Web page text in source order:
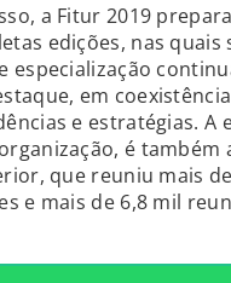
a Fitur 2019
edições, nas
especialização
em
e estratégias. A
é também
que reuniu mais
e mais de 6,8 mil